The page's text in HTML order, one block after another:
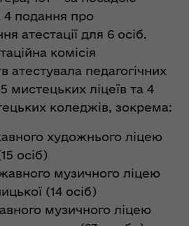
4 подання про
атестації для 6 осіб.
комісія
атестувала педагогічних
мистецьких ліцеїв та 4
коледжів, зокрема:
художнього ліцею
осіб)
музичного ліцею
(14 осіб)
музичного ліцею